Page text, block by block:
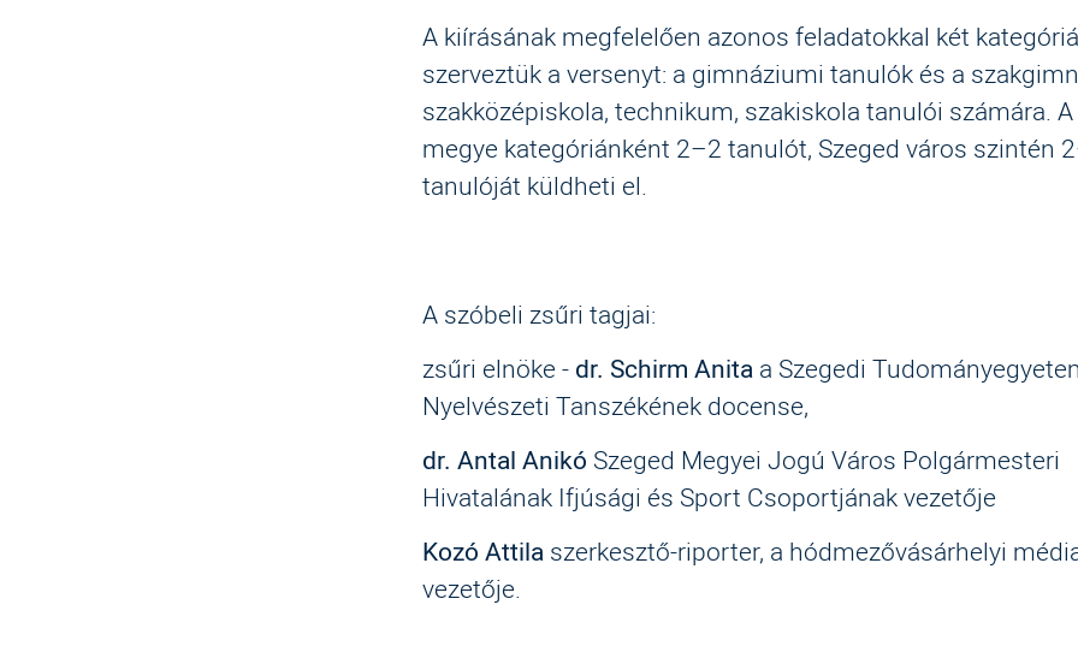
A kiírásának megfelelően azonos feladatokkal két
szerveztük a versenyt: a gimnáziumi tanulók és a
szakközépiskola, technikum, szakiskola tanulói számára.
megye kategóriánként 2–2 tanulót, Szeged város szintén
tanulóját küldheti el.
A szóbeli zsűri tagjai:
zsűri elnöke - dr. Schirm Anita a Szegedi
Nyelvészeti Tanszékének docense,
dr. Antal Anikó Szeged Megyei Jogú Város Polgármesteri
Hivatalának Ifjúsági és Sport Csoportjának vezetője
Kozó Attila szerkesztő-riporter, a hódmezővásárhelyi
vezetője.